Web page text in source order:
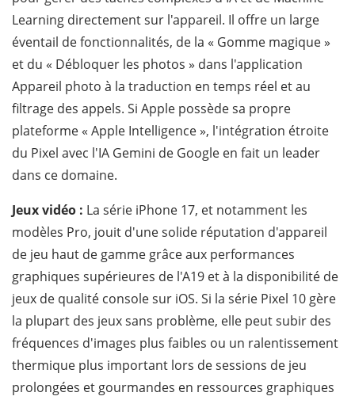
Learning directement sur l'appareil. Il offre un large
éventail de fonctionnalités, de la « Gomme magique »
et du « Débloquer les photos » dans l'application
Appareil photo à la traduction en temps réel et au
filtrage des appels. Si Apple possède sa propre
plateforme « Apple Intelligence », l'intégration étroite
du Pixel avec l'IA Gemini de Google en fait un leader
dans ce domaine.
Jeux vidéo : La série iPhone 17, et notamment les
modèles Pro, jouit d'une solide réputation d'appareil
de jeu haut de gamme grâce aux performances
graphiques supérieures de l'A19 et à la disponibilité de
jeux de qualité console sur iOS. Si la série Pixel 10 gère
la plupart des jeux sans problème, elle peut subir des
fréquences d'images plus faibles ou un ralentissement
thermique plus important lors de sessions de jeu
prolongées et gourmandes en ressources graphiques